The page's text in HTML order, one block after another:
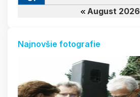
August 2026
Najnovšie fotografie